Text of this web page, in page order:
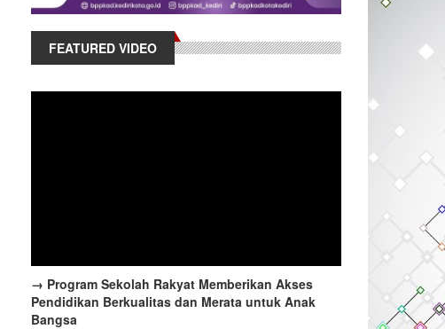
FEATURED VIDEO
→ Program Sekolah Rakyat Memberikan Akses
Pendidikan Berkualitas dan Merata untuk Anak
Bangsa